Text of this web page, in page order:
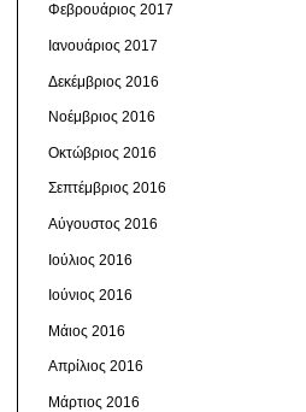
Φεβρουάριος 2017
Ιανουάριος 2017
Δεκέμβριος 2016
Νοέμβριος 2016
Οκτώβριος 2016
Σεπτέμβριος 2016
Αύγουστος 2016
Ιούλιος 2016
Ιούνιος 2016
Μάιος 2016
Απρίλιος 2016
Μάρτιος 2016